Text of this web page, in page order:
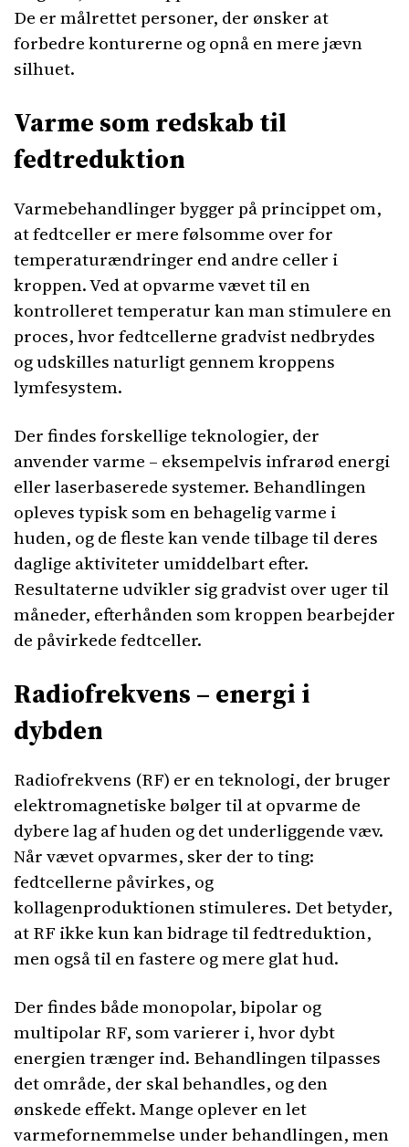
De er målrettet personer, der ønsker at
forbedre konturerne og opnå en mere jævn
silhuet.
Varme som redskab til
fedtreduktion
Varmebehandlinger bygger på princippet om,
at fedtceller er mere følsomme over for
temperaturændringer end andre celler i
kroppen. Ved at opvarme vævet til en
kontrolleret temperatur kan man stimulere en
proces, hvor fedtcellerne gradvist nedbrydes
og udskilles naturligt gennem kroppens
lymfesystem.
Der findes forskellige teknologier, der
anvender varme – eksempelvis infrarød energi
eller laserbaserede systemer. Behandlingen
opleves typisk som en behagelig varme i
huden, og de fleste kan vende tilbage til deres
daglige aktiviteter umiddelbart efter.
Resultaterne udvikler sig gradvist over uger til
måneder, efterhånden som kroppen bearbejder
de påvirkede fedtceller.
Radiofrekvens – energi i
dybden
Radiofrekvens (RF) er en teknologi, der bruger
elektromagnetiske bølger til at opvarme de
dybere lag af huden og det underliggende væv.
Når vævet opvarmes, sker der to ting:
fedtcellerne påvirkes, og
kollagenproduktionen stimuleres. Det betyder,
at RF ikke kun kan bidrage til fedtreduktion,
men også til en fastere og mere glat hud.
Der findes både monopolar, bipolar og
multipolar RF, som varierer i, hvor dybt
energien trænger ind. Behandlingen tilpasses
det område, der skal behandles, og den
ønskede effekt. Mange oplever en let
varmefornemmelse under behandlingen, men